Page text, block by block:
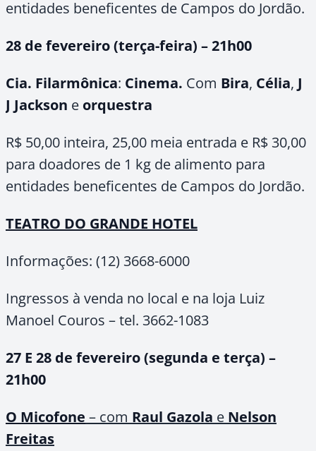
entidades beneficentes de Campos do Jordão.
28 de fevereiro (terça-feira) – 21h00
Cia. Filarmônica: Cinema. Com Bira, Célia, J
J Jackson e orquestra
R$ 50,00 inteira, 25,00 meia entrada e R$ 30,00
para doadores de 1 kg de alimento para
entidades beneficentes de Campos do Jordão.
TEATRO DO GRANDE HOTEL
Informações: (12) 3668-6000
Ingressos à venda no local e na loja Luiz
Manoel Couros – tel. 3662-1083
27 E 28 de fevereiro (segunda e terça) –
21h00
O Micofone – com Raul Gazola e Nelson
Freitas